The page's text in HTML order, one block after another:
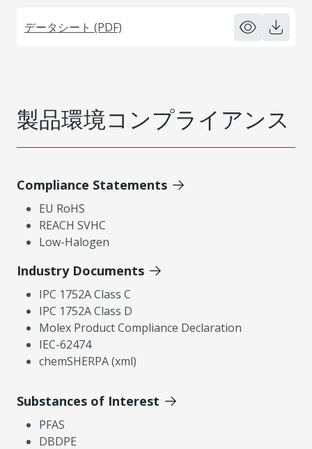
データシート (PDF)
製品環境コンプライアンス
Compliance Statements
EU RoHS
REACH SVHC
Low-Halogen
Industry Documents
IPC 1752A Class C
IPC 1752A Class D
Molex Product Compliance Declaration
IEC-62474
chemSHERPA (xml)
Substances of Interest
PFAS
DBDPE